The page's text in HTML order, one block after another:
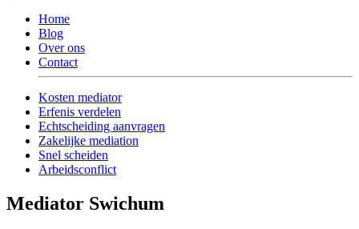
Home
Blog
Over ons
Contact
Kosten mediator
Erfenis verdelen
Echtscheiding aanvragen
Zakelijke mediation
Snel scheiden
Arbeidsconflict
Mediator Swichum